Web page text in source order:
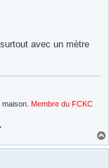
avec un mètre
Membre du FCKC